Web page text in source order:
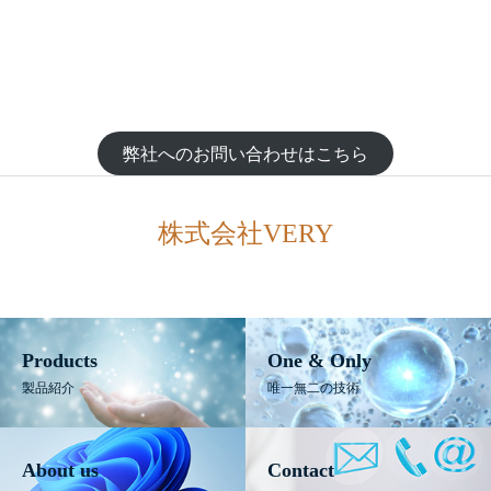
弊社へのお問い合わせはこちら
株式会社VERY
Products
製品紹介
One & Only
唯一無二の技術
About us Contact